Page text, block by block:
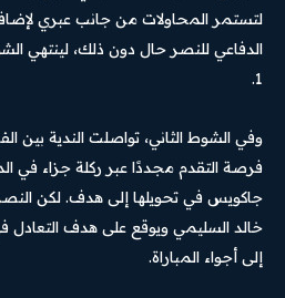
لتستمر المحاولات من جانب عبري
1.
وفي الشوط الثاني، تواصلت الندية بين
جاكويس في تحويلها إلى هدف. لكن
إلى أجواء المباراة.